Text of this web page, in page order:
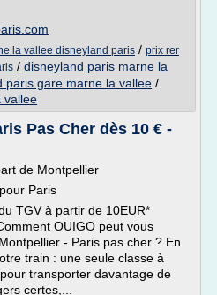
la vallee disneyland paris / prix rer
/ disneyland paris marne la
paris gare marne la vallee /
vallee
Pas Cher dès 10 € -
de Montpellier
Paris
TGV à partir de 10EUR*
OUIGO peut vous
- Paris pas cher ? En
train : une seule classe à
transporter davantage de
certes,...